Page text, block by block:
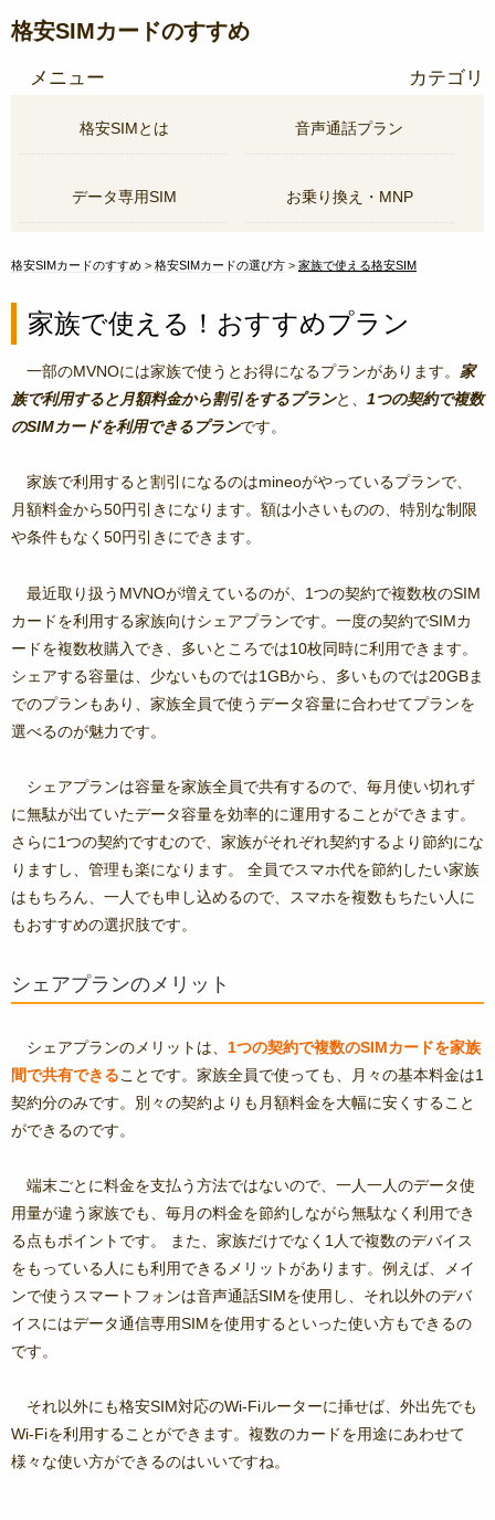
格安SIMカードのすすめ
メニュー カテゴリ
格安SIMとは 音声通話プラン
データ専用SIM お乗り換え・MNP
格安SIMカードのすすめ 格安SIMカードの選び方 家族で使える格安SIM
家族で使える！おすすめプラン
一部のMVNOには家族で使うとお得になるプランがあります。 家
族で利用すると月額料金から割引をするプランと、 1つの契約で複数
のSIMカードを利用できるプランです。
家族で利用すると割引になるのはmineoがやっているプランで、
月額料金から50円引きになります。額は小さいものの、特別な制限
や条件もなく50円引きにできます。
最近取り扱うMVNOが増えているのが、1つの契約で複数枚のSIM
カードを利用する家族向けシェアプランです。一度の契約でSIMカ
ードを複数枚購入でき、多いところでは10枚同時に利用できます。
シェアする容量は、少ないものでは1GBから、多いものでは20GBま
でのプランもあり、家族全員で使うデータ容量に合わせてプランを
選べるのが魅力です。
シェアプランは容量を家族全員で共有するので、毎月使い切れず
に無駄が出ていたデータ容量を効率的に運用することができます。
さらに1つの契約ですむので、家族がそれぞれ契約するより節約にな
りますし、管理も楽になります。 全員でスマホ代を節約したい家族
はもちろん、一人でも申し込めるので、スマホを複数もちたい人に
もおすすめの選択肢です。
シェアプランのメリット
シェアプランのメリットは、 1つの契約で複数のSIMカードを家族
間で共有できることです。家族全員で使っても、月々の基本料金は1
契約分のみです。別々の契約よりも月額料金を大幅に安くすること
ができるのです。
端末ごとに料金を支払う方法ではないので、一人一人のデータ使
用量が違う家族でも、毎月の料金を節約しながら無駄なく利用でき
る点もポイントです。 また、家族だけでなく1人で複数のデバイス
をもっている人にも利用できるメリットがあります。例えば、メイ
ンで使うスマートフォンは音声通話SIMを使用し、それ以外のデバ
イスにはデータ通信専用SIMを使用するといった使い方もできるの
です。
それ以外にも格安SIM対応のWi-Fiルーターに挿せば、外出先でも
Wi-Fiを利用することができます。複数のカードを用途にあわせて
様々な使い方ができるのはいいですね。